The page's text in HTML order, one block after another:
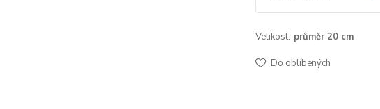
Velikost: průměr 20 cm
Do oblíbených